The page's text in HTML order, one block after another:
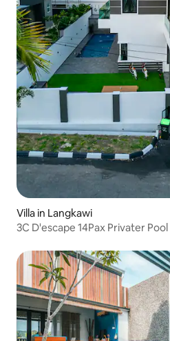
Villa in Langkawi
3C D'escape 14Pax Privater